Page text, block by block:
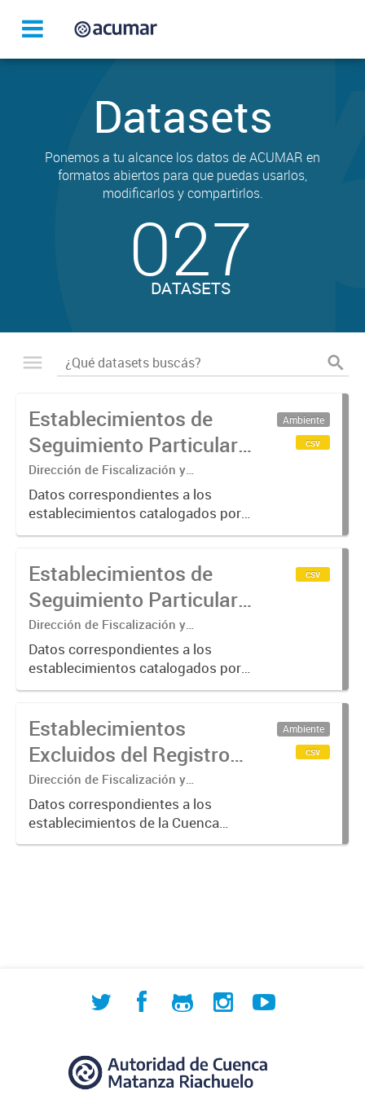
Datasets
Ponemos a tu alcance los datos de ACUMAR en
formatos abiertos para que puedas usarlos,
modificarlos y compartirlos.
027
DATASETS
Establecimientos de
Seguimiento Particular
en la Cuenca Matanza
Riachuelo (2016-2023)
Dirección de Fiscalización y
Adecuación Ambiental
Datos correspondientes a los
establecimientos catalogados por
ACUMAR como de "Seguimiento
aquellos que requieren de una
verificación más exhaustiva por
considerarse...
Ambiente
csv
Establecimientos de
Seguimiento Particular
en la Cuenca Matanza
Riachuelo (2024-2025)
Dirección de Fiscalización y
Adecuación Ambiental
Datos correspondientes a los
establecimientos catalogados por
ACUMAR como de "Seguimiento
aquellos que requieren de una
verificación más exhaustiva por
considerarse...
csv
Establecimientos
Excluidos del Registro
de Agentes
Contaminantes de
ACUMAR (2017-2023)
Dirección de Fiscalización y
Adecuación Ambiental
Datos correspondientes a los
establecimientos de la Cuenca
Matanza Riachuelo excluidos del
Ambiente
csv